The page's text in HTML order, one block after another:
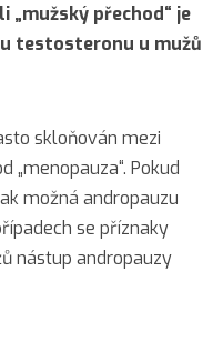
„mužský přechod“ je
testosteronu u mužů
skloňován mezi
„menopauza“. Pokud
možná andropauzu
se příznaky
nástup andropauzy